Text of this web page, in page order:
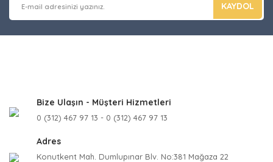
KAYDOL
Bize Ulaşın - Müşteri Hizmetleri
0 (312) 467 97 13 - 0 (312) 467 97 13
Adres
Konutkent Mah. Dumlupınar Blv. No:381 Mağaza 22